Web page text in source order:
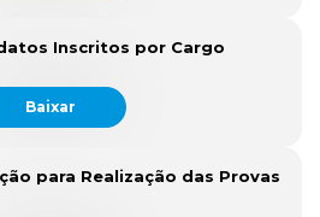
Inscritos por Cargo
Baixar
para Realização das Provas